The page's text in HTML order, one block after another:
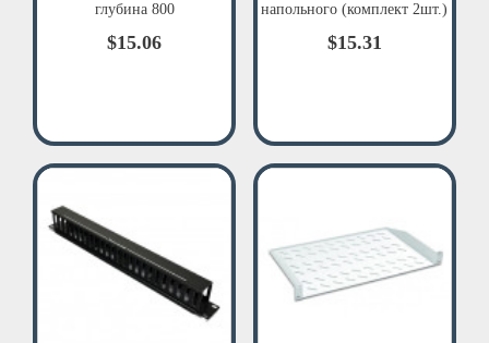
глубина 800
$15.06
напольного (комплект 2шт.)
$15.31